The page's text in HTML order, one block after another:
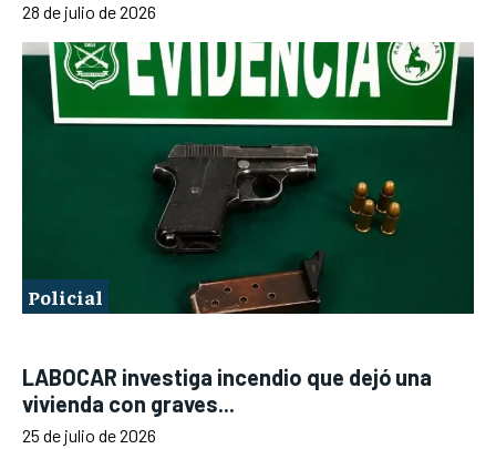
28 de julio de 2026
Policial
LABOCAR investiga incendio que dejó una
vivienda con graves...
25 de julio de 2026